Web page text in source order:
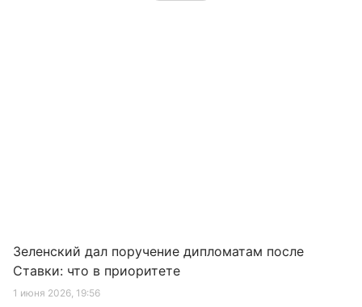
Зеленский дал поручение дипломатам после
Ставки: что в приоритете
1 июня 2026, 19:56